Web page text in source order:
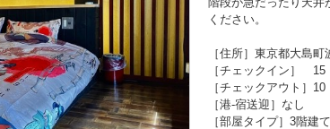
ください。
［住所］東京都大島
［チェックイン］ 15
［チェックアウト］10
［港-宿送迎］なし
［部屋タイプ］3階建